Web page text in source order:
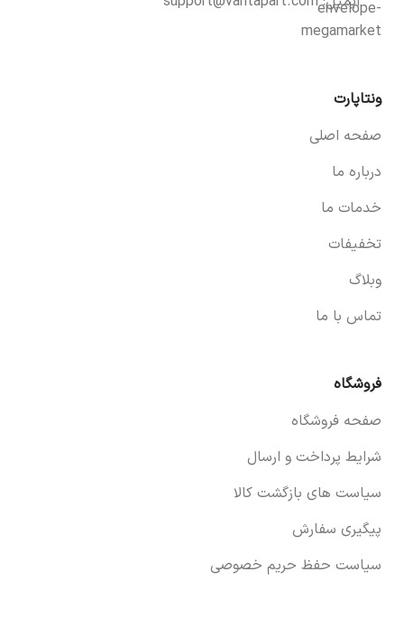
ونتاپارت
صفحه اصلی
درباره ما
خدمات ما
تخفیفات
وبلاگ
تماس با ما
فروشگاه
صفحه فروشگاه
شرایط پرداخت و ارسال
سیاست های بازگشت کالا
پیگیری سفارش
سیاست حفظ حریم خصوصی